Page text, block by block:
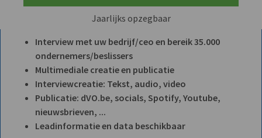
Jaarlijks opzegbaar
Interview met uw bedrijf/ceo en bereik 35.000
ondernemers/beslissers
Multimediale creatie en publicatie
Interviewcreatie: Tekst, audio, video
Publicatie: dVO.be, socials, Spotify, Youtube,
nieuwsbrieven, ...
Leadinformatie en data beschikbaar